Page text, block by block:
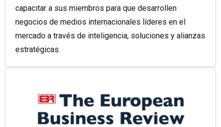
capacitar a sus miembros para que desarrollen
negocios de medios internacionales líderes en el
mercado a través de inteligencia, soluciones y alianzas
estratégicas.